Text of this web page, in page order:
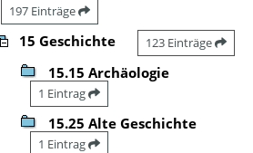
197 Einträge
15 Geschichte 123 Einträge
15.15 Archäologie
1 Eintrag
15.25 Alte Geschichte
1 Eintrag